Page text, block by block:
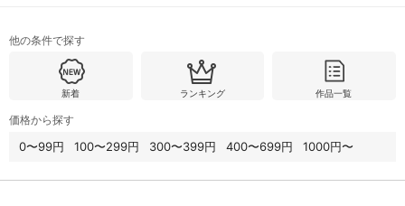
他の条件で探す
新着 ランキング 作品一覧
価格から探す
0〜99円 100〜299円 300〜399円 400〜699円 1000円〜